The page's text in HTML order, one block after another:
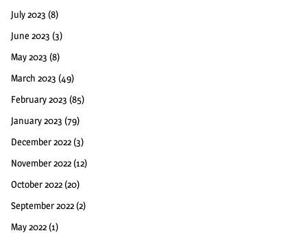
July 2023 (8)
June 2023 (3)
May 2023 (8)
March 2023 (49)
February 2023 (85)
January 2023 (79)
December 2022 (3)
November 2022 (12)
October 2022 (20)
September 2022 (2)
May 2022 (1)